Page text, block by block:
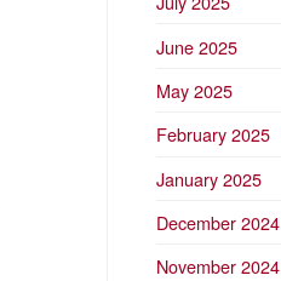
June 2025
May 2025
February 2025
January 2025
December 2024
November 2024